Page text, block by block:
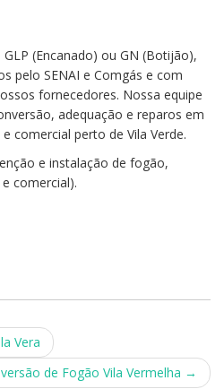
(Encanado) ou GN (Botijão),
pelo SENAI e Comgás e com
fornecedores. Nossa equipe
adequação e reparos em
comercial perto de Vila Verde.
e instalação de fogão,
comercial).
Vera
de Fogão Vila Vermelha →